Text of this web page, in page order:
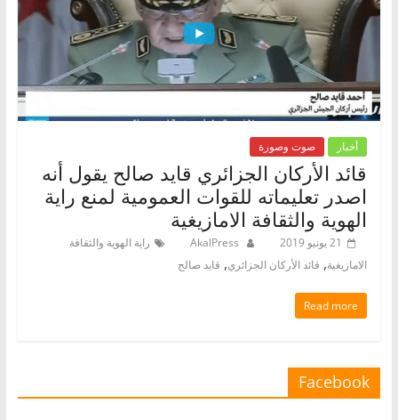
أخبار صوت وصورة
قائد الأركان الجزائري قايد صالح يقول أنه
اصدر تعليماته للقوات العمومية لمنع راية
الهوية والثقافة الامازيغية
21 يونيو 2019 AkalPress
راية الهوية والثقافة
الامازيغية, قائد الأركان الجزائري, قايد صالح
Read more
Facebook